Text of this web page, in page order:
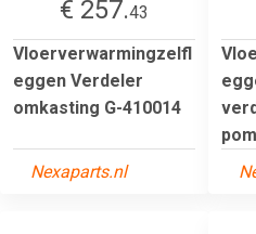
€ 257.43
Vloerverwarmingzelfl
eggen Verdeler
omkasting G-410014
Nexaparts.nl